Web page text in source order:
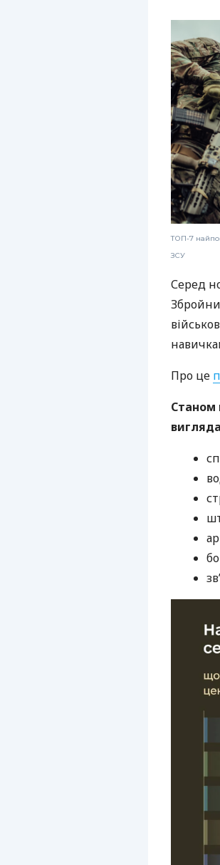
ТОП-7
ЗСУ
Серед
Про це
Станом